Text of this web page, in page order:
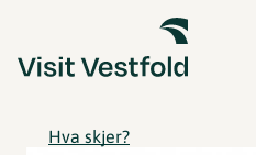
Hva skjer?